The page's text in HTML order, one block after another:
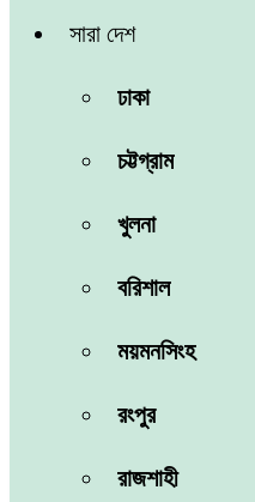
সারা দেশ
ঢাকা
চট্টগ্রাম
খুলনা
বরিশাল
ময়মনসিংহ
রংপুর
রাজশাহী